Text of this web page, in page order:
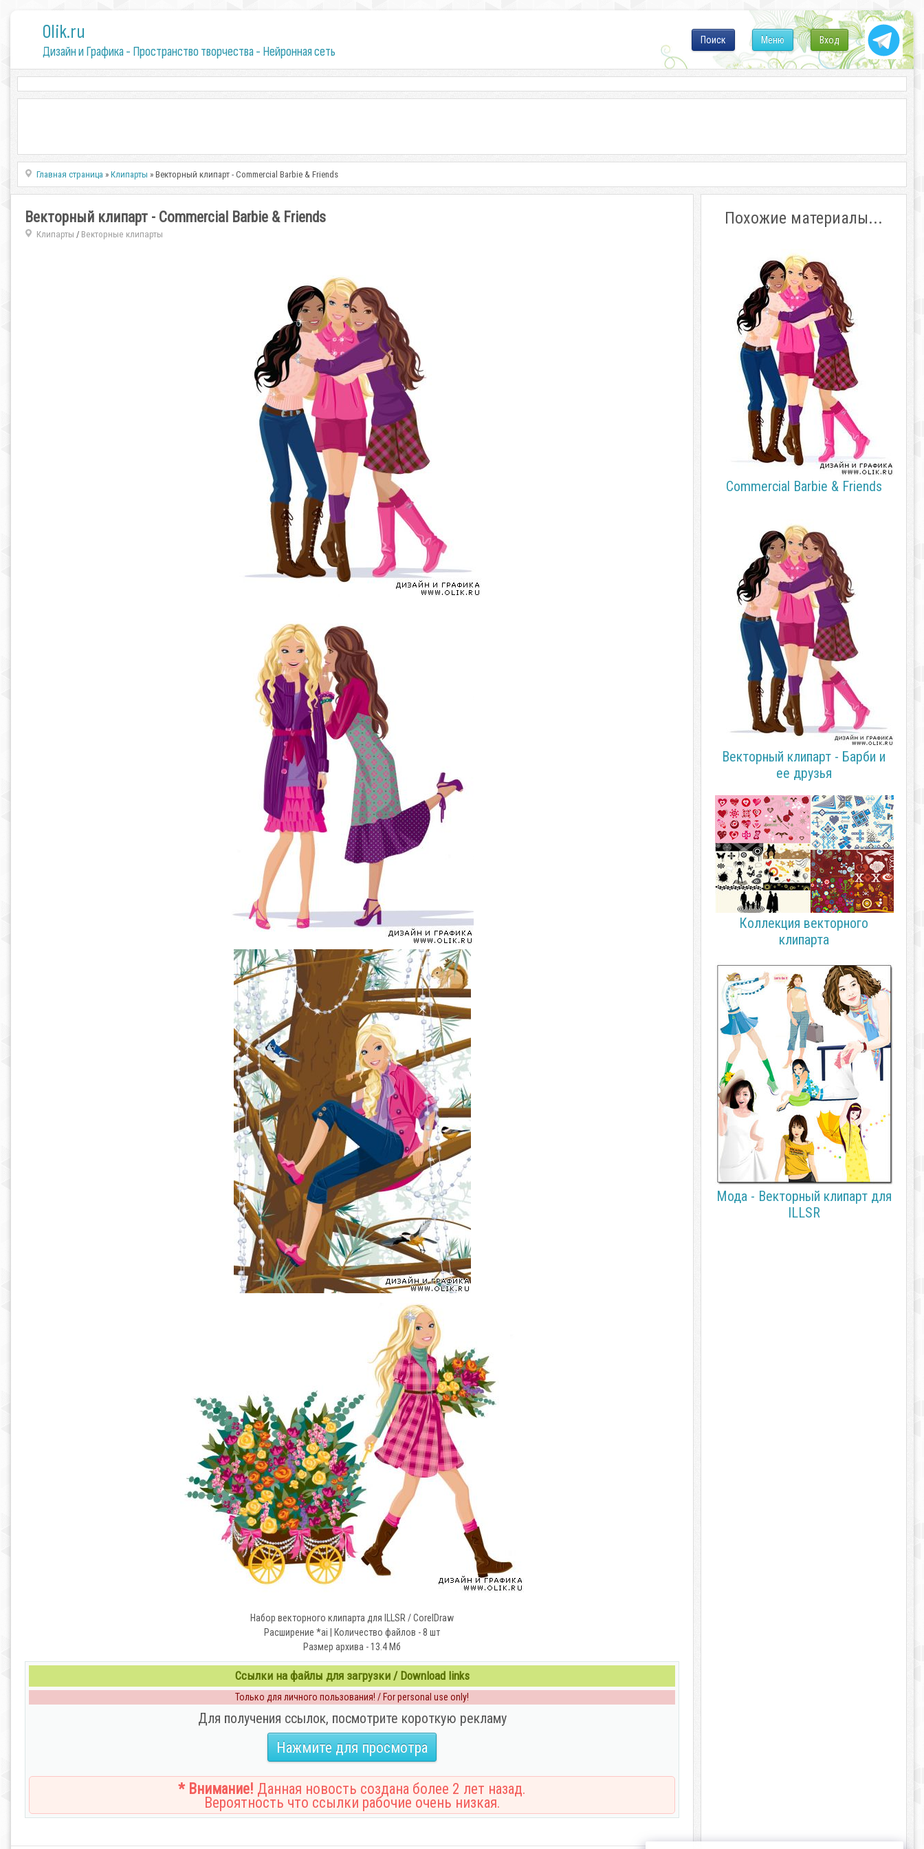
0lik.ru
Дизайн и Графика - Пространство творчества - Нейронная сеть
Вход
Меню
Поиск
Главная страница »Клипарты » Векторный клипарт - Commercial Barbie & Friends
Векторный клипарт - Commercial Barbie & Friends
Клипарты / Векторные клипарты
Набор векторного клипарта для ILLSR / CorelDraw
Расширение *ai | Количество файлов - 8 шт
Размер архива - 13.4 Мб
Ссылки на файлы для загрузки / Download links
Только для личного пользования! / For personal use only!
Для получения ссылок, посмотрите короткую рекламу
Нажмите для просмотра
* Внимание! Данная новость создана более 2 лет назад.
Вероятность что ссылки рабочие очень низкая.
Похожие материалы...
Commercial Barbie & Friends
Векторный клипарт - Барби и
ее друзья
Коллекция векторного
клипарта
Мода - Векторный клипарт для
ILLSR